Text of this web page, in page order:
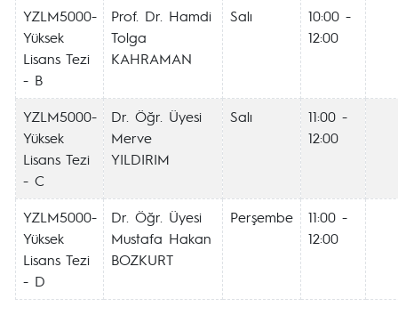
YZLM5000-
Yüksek
Lisans Tezi
- B
Prof. Dr. Hamdi
Tolga
KAHRAMAN
Salı
10:00 -
12:00
YZLM5000-
Yüksek
Lisans Tezi
- C
Dr. Öğr. Üyesi
Merve
YILDIRIM
Salı
11:00 -
12:00
YZLM5000-
Yüksek
Lisans Tezi
- D
Dr. Öğr. Üyesi
Mustafa Hakan
BOZKURT
Perşembe
11:00 -
12:00